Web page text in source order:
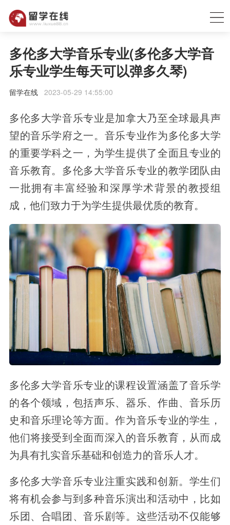
多伦多大学音乐专业(多伦多大学音
乐专业学生每天可以弹多久琴)
留学在线2023-05-29 14:55:00
多伦多大学音乐专业是加拿大乃至全球最具声
望的音乐学府之一。音乐专业作为多伦多大学
的重要学科之一，为学生提供了全面且专业的
音乐教育。多伦多大学音乐专业的教学团队由
一批拥有丰富经验和深厚学术背景的教授组
成，他们致力于为学生提供最优质的教育。
多伦多大学音乐专业的课程设置涵盖了音乐学
的各个领域，包括声乐、器乐、作曲、音乐历
史和音乐理论等方面。作为音乐专业的学生，
他们将接受到全面而深入的音乐教育，从而成
为具有扎实音乐基础和创造力的音乐人才。
多伦多大学音乐专业注重实践和创新。学生们
将有机会参与到多种音乐演出和活动中，比如
乐团、合唱团、音乐剧等。这些活动不仅能够